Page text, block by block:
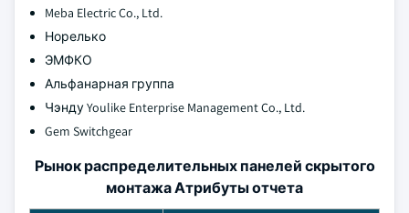
Meba Electric Co., Ltd.
Норелько
ЭМФКО
Альфанарная группа
Чэнду Youlike Enterprise Management Co., Ltd.
Gem Switchgear
Рынок распределительных панелей скрытого
монтажа Атрибуты отчета